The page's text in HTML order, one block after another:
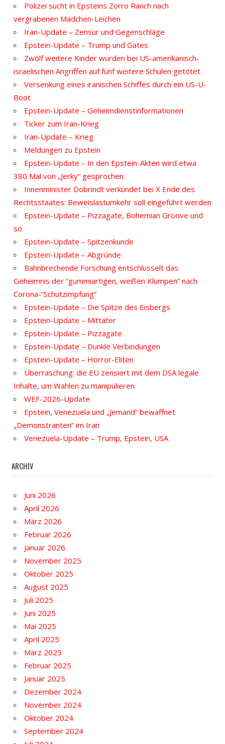
Polizei sucht in Epsteins Zorro Ranch nach
vergrabenen Mädchen-Leichen
Iran-Update – Zensur und Gegenschläge
Epstein-Update – Trump und Gates
Zwölf weitere Kinder wurden bei US-amerikanisch-
israelischen Angriffen auf fünf weitere Schulen getötet
Versenkung eines iranischen Schiffes durch ein US-U-
Boot
Epstein-Update – Geheimdienstinformationen
Ticker zum Iran-Krieg
Iran-Update – Krieg
Meldungen zu Epstein
Epstein-Update – In den Epstein-Akten wird etwa
380 Mal von „Jerky“ gesprochen.
Innenminister Dobrindt verkündet bei X Ende des
Rechtsstaates: Beweislastumkehr soll eingeführt werden
Epstein-Update – Pizzagate, Bohemian Groove und
so
Epstein-Update – Spitzenkunde
Epstein-Update – Abgründe
Bahnbrechende Forschung entschlüsselt das
Geheimnis der “gummiartigen, weißen Klumpen” nach
Corona-“Schutzimpfung”
Epstein-Update – Die Spitze des Eisbergs
Epstein-Update – Mittäter
Epstein-Update – Pizzagate
Epstein-Update – Dunkle Verbindungen
Epstein-Update – Horror-Eliten
Überraschung: die EU zensiert mit dem DSA legale
Inhalte, um Wahlen zu manipulieren
WEF-2026-Update
Epstein, Venezuela und „Jemand“ bewaffnet
„Demonstranten“ im Iran
Venezuela-Update – Trump, Epstein, USA
ARCHIV
Juni 2026
April 2026
März 2026
Februar 2026
Januar 2026
November 2025
Oktober 2025
August 2025
Juli 2025
Juni 2025
Mai 2025
April 2025
März 2025
Februar 2025
Januar 2025
Dezember 2024
November 2024
Oktober 2024
September 2024